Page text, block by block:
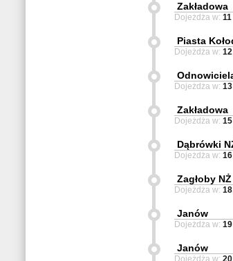
Zakładowa
Dojeżdża w:
Piasta
Dojeżdża w:
Dojeżdża w:
Zakładowa
Dojeżdża w:
Dąbrówki
Dojeżdża w:
Zagłoby NŻ
Dojeżdża w:
Janów
Dojeżdża w:
Janów
Dojeżdża w: